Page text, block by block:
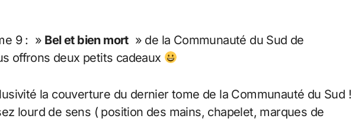
9 : » Bel et bien mort» de la Communauté du Sud de
offrons deux petits cadeaux
la couverture du dernier tome de la Communauté du Sud !
lourd de sens ( position des mains, chapelet, marques de